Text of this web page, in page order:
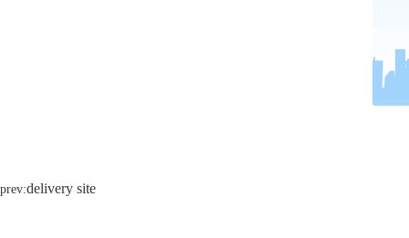
prev:delivery site